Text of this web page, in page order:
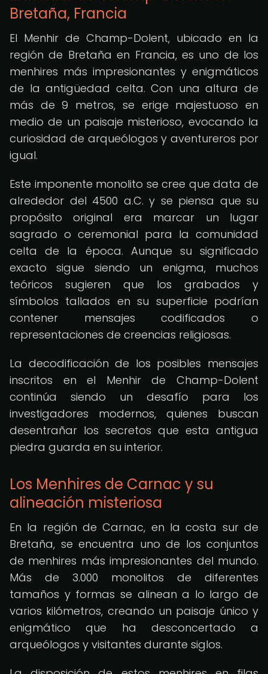
Bretaña, Francia
El Menhir de Champ-Dolent, ubicado en la
región de Bretaña en Francia, es uno de los
menhires más impresionantes y enigmáticos
de la antigüedad celta. Con una altura de
más de 9 metros, se erige majestuoso en
medio de un paisaje misterioso, evocando la
curiosidad de arqueólogos y aventureros por
igual.
Este imponente monolito se cree que data de
alrededor del 4500 a.C. y se piensa que su
propósito original era marcar un lugar
sagrado o ceremonial para la comunidad
celta de la época. Aunque su significado
exacto sigue siendo un enigma, muchos
teóricos sugieren que los grabados y
símbolos tallados en su superficie podrían
contener mensajes codificados o
representaciones de creencias religiosas.
La decodificación de los posibles mensajes
inscritos en el Menhir de Champ-Dolent
continúa siendo un desafío para los
investigadores modernos, quienes buscan
desentrañar los secretos que esta antigua
piedra guarda en su interior.
Los Menhires de Carnac y su
alineación misteriosa
En la región de Carnac, en la costa sur de
Bretaña, se encuentra uno de los conjuntos
de menhires más impresionantes del mundo.
Más de 3.000 monolitos de diferentes
tamaños y formas se alinean a lo largo de
varios kilómetros, creando un paisaje único y
enigmático que ha desconcertado a
arqueólogos y visitantes durante siglos.